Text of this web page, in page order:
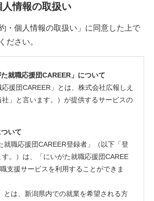
情報の取扱い
・個人情報の取扱い」に同意した上で
ださい。
就職応援団CAREER」について
応援団CAREER」とは、株式会社広報しえ
社」と言います。）が提供するサービスの
いて
職応援団CAREER登録者」（以下「登
。）は、「にいがた就職応援団CAREE
支援サービスを利用することができま
は、新潟県内での就業を希望される方